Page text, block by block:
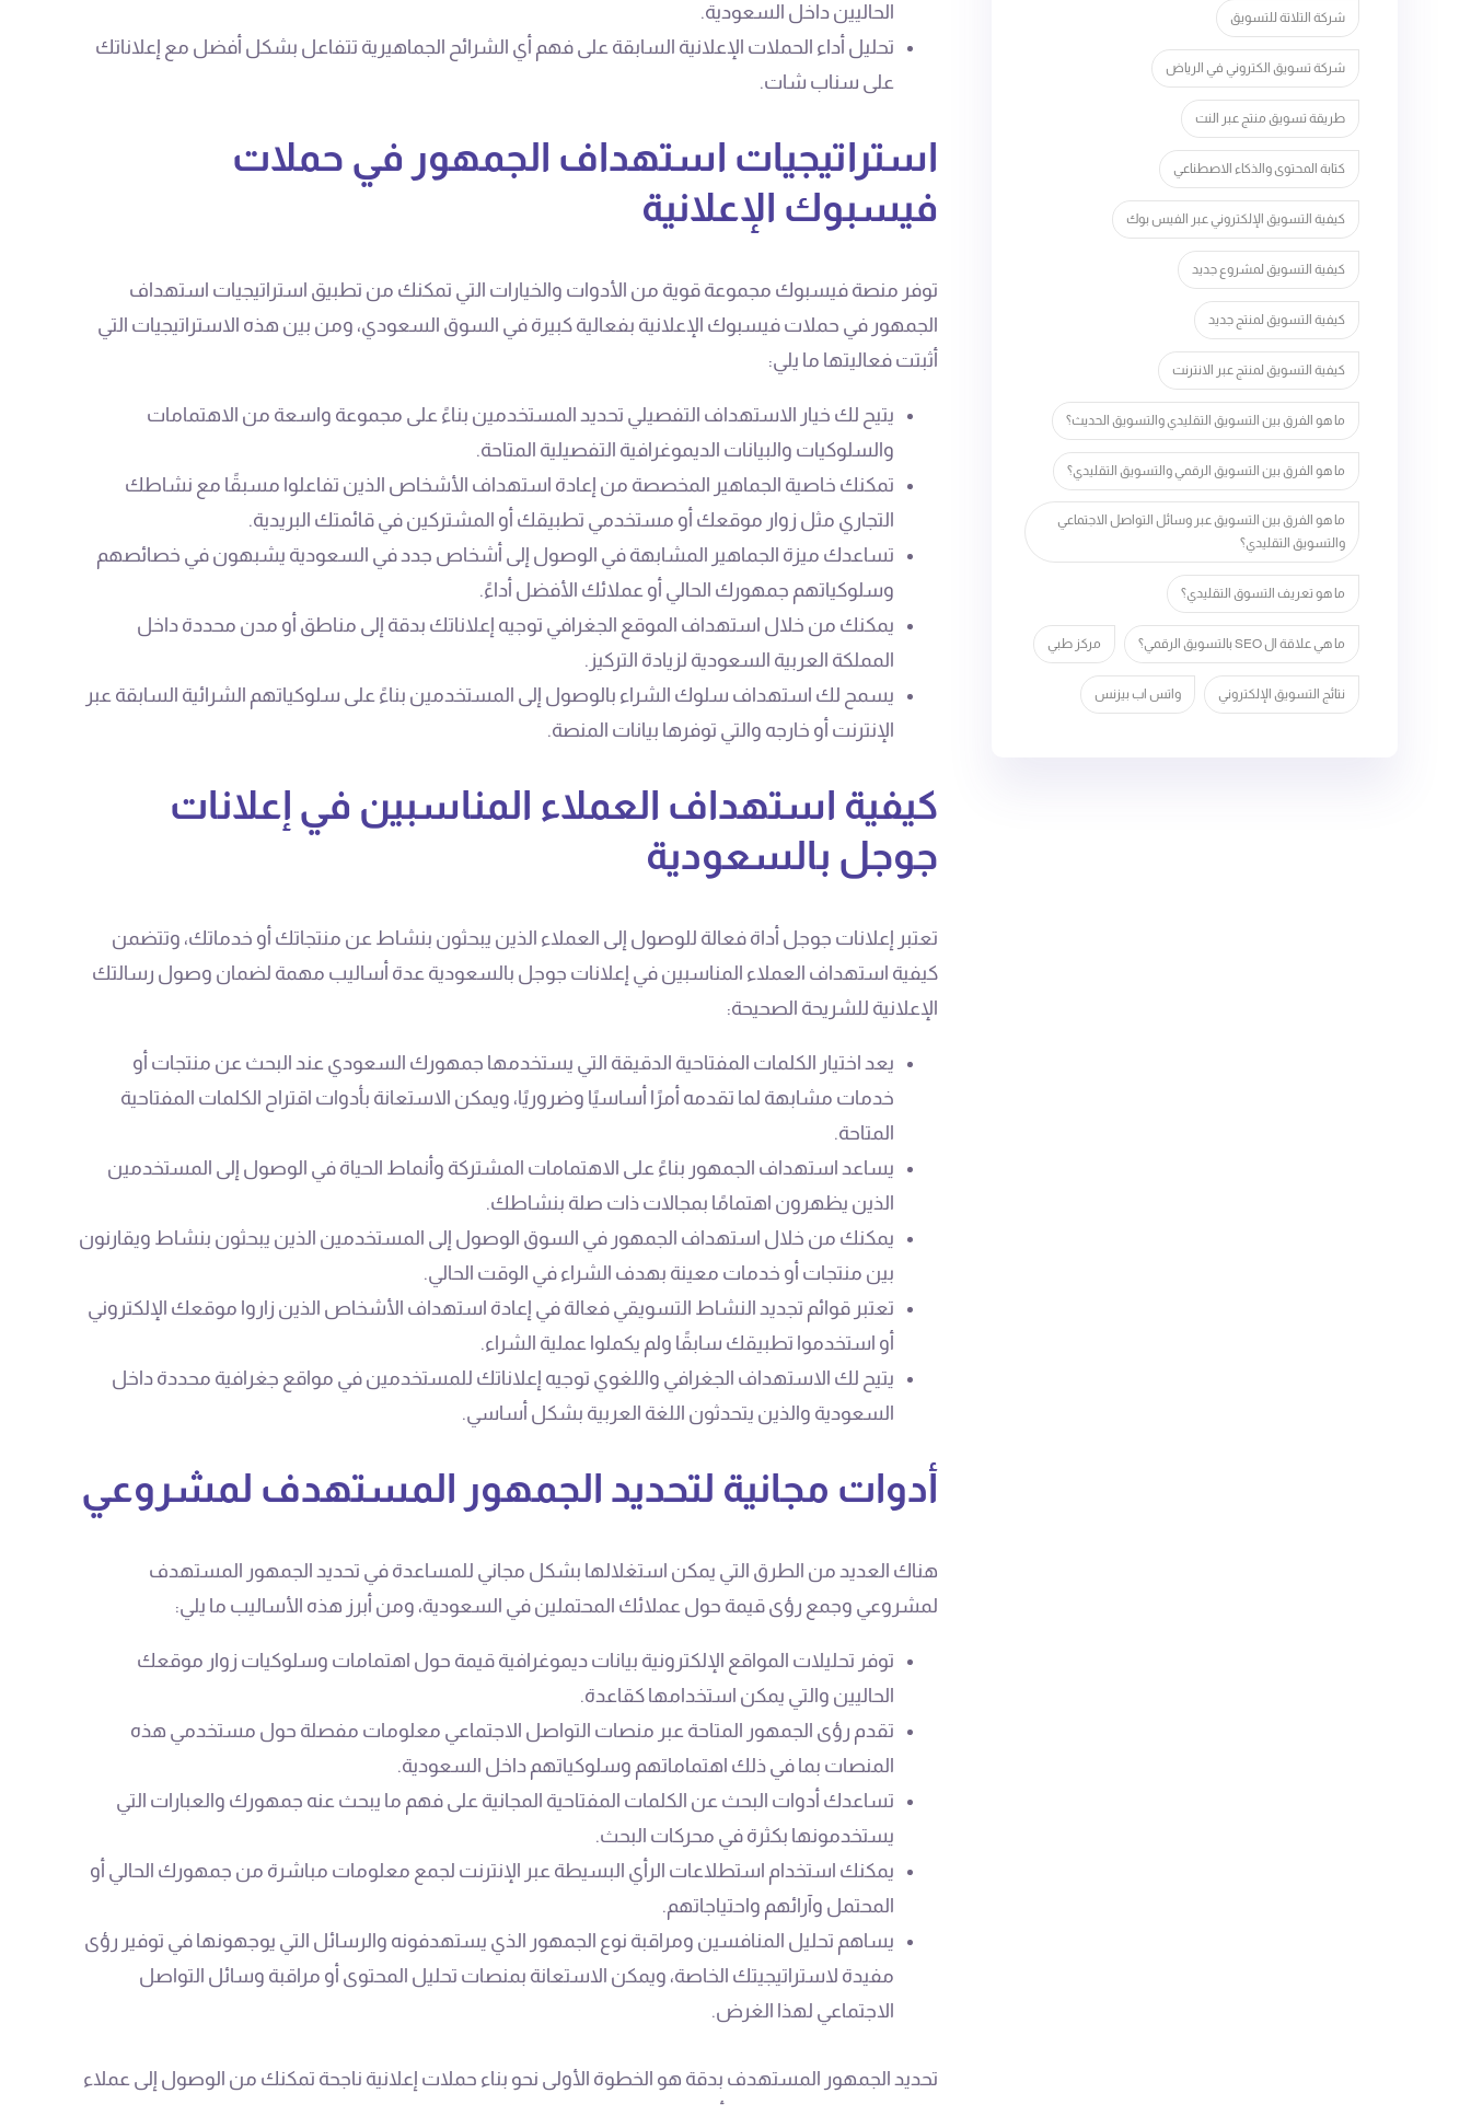
الحاليين داخل السعودية.
تحليل أداء الحملات الإعلانية السابقة على فهم أي الشرائح الجماهيرية تتفاعل بشكل أفضل مع إعلاناتك
على سناب شات.
استراتيجيات استهداف الجمهور في حملات
فيسبوك الإعلانية
توفر منصة فيسبوك مجموعة قوية من الأدوات والخيارات التي تمكنك من تطبيق استراتيجيات استهداف
الجمهور في حملات فيسبوك الإعلانية بفعالية كبيرة في السوق السعودي، ومن بين هذه الاستراتيجيات التي
أثبتت فعاليتها ما يلي:
يتيح لك خيار الاستهداف التفصيلي تحديد المستخدمين بناءً على مجموعة واسعة من الاهتمامات
والسلوكيات والبيانات الديموغرافية التفصيلية المتاحة.
تمكنك خاصية الجماهير المخصصة من إعادة استهداف الأشخاص الذين تفاعلوا مسبقًا مع نشاطك
التجاري مثل زوار موقعك أو مستخدمي تطبيقك أو المشتركين في قائمتك البريدية.
تساعدك ميزة الجماهير المشابهة في الوصول إلى أشخاص جدد في السعودية يشبهون في خصائصهم
وسلوكياتهم جمهورك الحالي أو عملائك الأفضل أداءً.
يمكنك من خلال استهداف الموقع الجغرافي توجيه إعلاناتك بدقة إلى مناطق أو مدن محددة داخل
المملكة العربية السعودية لزيادة التركيز.
يسمح لك استهداف سلوك الشراء بالوصول إلى المستخدمين بناءً على سلوكياتهم الشرائية السابقة عبر
الإنترنت أو خارجه والتي توفرها بيانات المنصة.
كيفية استهداف العملاء المناسبين في إعلانات
جوجل بالسعودية
تعتبر إعلانات جوجل أداة فعالة للوصول إلى العملاء الذين يبحثون بنشاط عن منتجاتك أو خدماتك، وتتضمن
كيفية استهداف العملاء المناسبين في إعلانات جوجل بالسعودية عدة أساليب مهمة لضمان وصول رسالتك
الإعلانية للشريحة الصحيحة:
يعد اختيار الكلمات المفتاحية الدقيقة التي يستخدمها جمهورك السعودي عند البحث عن منتجات أو
خدمات مشابهة لما تقدمه أمرًا أساسيًا وضروريًا، ويمكن الاستعانة بأدوات اقتراح الكلمات المفتاحية
المتاحة.
يساعد استهداف الجمهور بناءً على الاهتمامات المشتركة وأنماط الحياة في الوصول إلى المستخدمين
الذين يظهرون اهتمامًا بمجالات ذات صلة بنشاطك.
يمكنك من خلال استهداف الجمهور في السوق الوصول إلى المستخدمين الذين يبحثون بنشاط ويقارنون
بين منتجات أو خدمات معينة بهدف الشراء في الوقت الحالي.
تعتبر قوائم تجديد النشاط التسويقي فعالة في إعادة استهداف الأشخاص الذين زاروا موقعك الإلكتروني
أو استخدموا تطبيقك سابقًا ولم يكملوا عملية الشراء.
يتيح لك الاستهداف الجغرافي واللغوي توجيه إعلاناتك للمستخدمين في مواقع جغرافية محددة داخل
السعودية والذين يتحدثون اللغة العربية بشكل أساسي.
أدوات مجانية لتحديد الجمهور المستهدف لمشروعي
هناك العديد من الطرق التي يمكن استغلالها بشكل مجاني للمساعدة في تحديد الجمهور المستهدف
لمشروعي وجمع رؤى قيمة حول عملائك المحتملين في السعودية، ومن أبرز هذه الأساليب ما يلي:
توفر تحليلات المواقع الإلكترونية بيانات ديموغرافية قيمة حول اهتمامات وسلوكيات زوار موقعك
الحاليين والتي يمكن استخدامها كقاعدة.
تقدم رؤى الجمهور المتاحة عبر منصات التواصل الاجتماعي معلومات مفصلة حول مستخدمي هذه
المنصات بما في ذلك اهتماماتهم وسلوكياتهم داخل السعودية.
تساعدك أدوات البحث عن الكلمات المفتاحية المجانية على فهم ما يبحث عنه جمهورك والعبارات التي
يستخدمونها بكثرة في محركات البحث.
يمكنك استخدام استطلاعات الرأي البسيطة عبر الإنترنت لجمع معلومات مباشرة من جمهورك الحالي أو
المحتمل وآرائهم واحتياجاتهم.
يساهم تحليل المنافسين ومراقبة نوع الجمهور الذي يستهدفونه والرسائل التي يوجهونها في توفير رؤى
مفيدة لاستراتيجيتك الخاصة، ويمكن الاستعانة بمنصات تحليل المحتوى أو مراقبة وسائل التواصل
الاجتماعي لهذا الغرض.
تحديد الجمهور المستهدف بدقة هو الخطوة الأولى نحو بناء حملات إعلانية ناجحة تمكنك من الوصول إلى عملاء
شركة التلاتة للتسويق
شركة تسويق الكتروني في الرياض
طريقة تسويق منتج عبر النت
كتابة المحتوى والذكاء الاصطناعي
كيفية التسويق الإلكتروني عبر الفيس بوك
كيفية التسويق لمشروع جديد
كيفية التسويق لمنتج جديد
كيفية التسويق لمنتج عبر الانترنت
ما هو الفرق بين التسويق التقليدي والتسويق الحديث؟
ما هو الفرق بين التسويق الرقمي والتسويق التقليدي؟
ما هو الفرق بين التسويق عبر وسائل التواصل الاجتماعي
والتسويق التقليدي؟
ما هو تعريف التسوق التقليدي؟
ما هي علاقة ال SEO بالتسويق الرقمي؟ مركز طبي
نتائج التسويق الإلكتروني واتس اب بيزنس